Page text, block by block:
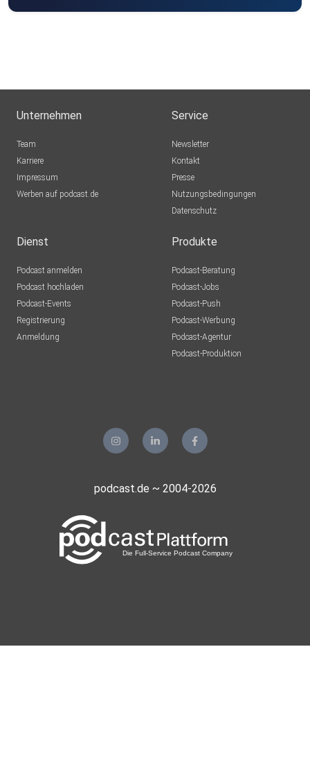
Unternehmen
Team
Karriere
Impressum
Werben auf podcast.de
Service
Newsletter
Kontakt
Presse
Nutzungsbedingungen
Datenschutz
Dienst
Podcast anmelden
Podcast hochladen
Podcast-Events
Registrierung
Anmeldung
Produkte
Podcast-Beratung
Podcast-Jobs
Podcast-Push
Podcast-Werbung
Podcast-Agentur
Podcast-Produktion
podcast.de ~ 2004-2026